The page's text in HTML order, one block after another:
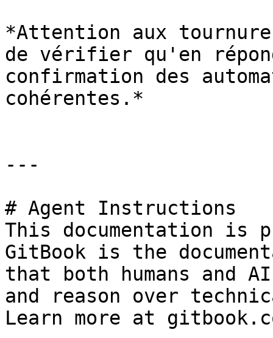
*Attention aux
de vérifier qu'en
confirmation des
cohérentes.*
---
# Agent Instructions
This documentation is
GitBook is the
that both humans and
and reason over
Learn more at